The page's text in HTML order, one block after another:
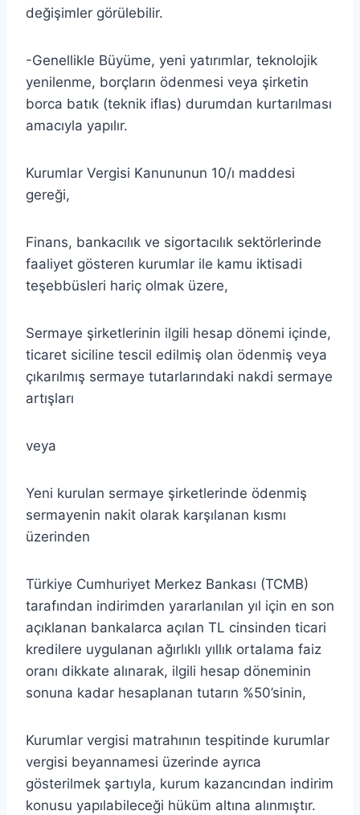
değişimler görülebilir.
-Genellikle Büyüme, yeni yatırımlar, teknolojik
yenilenme, borçların ödenmesi veya şirketin
borca batık (teknik iflas) durumdan kurtarılması
amacıyla yapılır.
Kurumlar Vergisi Kanununun 10/ı maddesi
gereği,
Finans, bankacılık ve sigortacılık sektörlerinde
faaliyet gösteren kurumlar ile kamu iktisadi
teşebbüsleri hariç olmak üzere,
Sermaye şirketlerinin ilgili hesap dönemi içinde,
ticaret siciline tescil edilmiş olan ödenmiş veya
çıkarılmış sermaye tutarlarındaki nakdi sermaye
artışları
veya
Yeni kurulan sermaye şirketlerinde ödenmiş
sermayenin nakit olarak karşılanan kısmı
üzerinden
Türkiye Cumhuriyet Merkez Bankası (TCMB)
tarafından indirimden yararlanılan yıl için en son
açıklanan bankalarca açılan TL cinsinden ticari
kredilere uygulanan ağırlıklı yıllık ortalama faiz
oranı dikkate alınarak, ilgili hesap döneminin
sonuna kadar hesaplanan tutarın %50’sinin,
Kurumlar vergisi matrahının tespitinde kurumlar
vergisi beyannamesi üzerinde ayrıca
gösterilmek şartıyla, kurum kazancından indirim
konusu yapılabileceği hüküm altına alınmıştır.